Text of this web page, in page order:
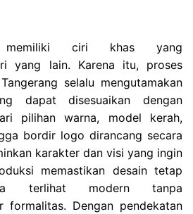
memiliki ciri khas yang
yang lain. Karena itu, proses
selalu mengutamakan
dapat disesuaikan dengan
pilihan warna, model kerah,
bordir logo dirancang secara
karakter dan visi yang ingin
memastikan desain tetap
terlihat modern tanpa
formalitas. Dengan pendekatan